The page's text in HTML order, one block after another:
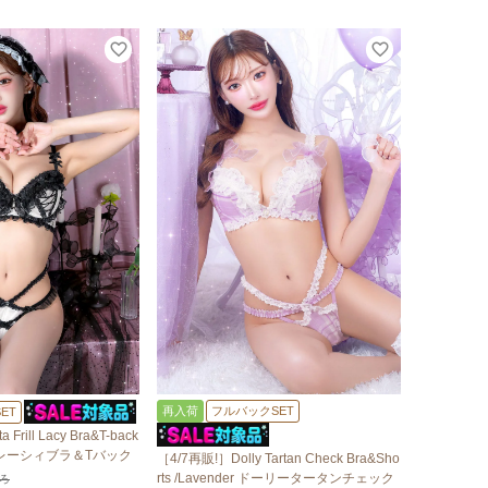
Frill Lacy Bra&T-back
ーシィブラ＆Tバック
再入荷 フルバックSET
［4/7再販!］Dolly Tartan Check Bra&Sho
rts /Lavender ドーリータータンチェック